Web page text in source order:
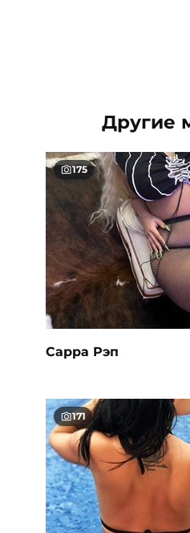
Другие
175
Сарра Рэп
171